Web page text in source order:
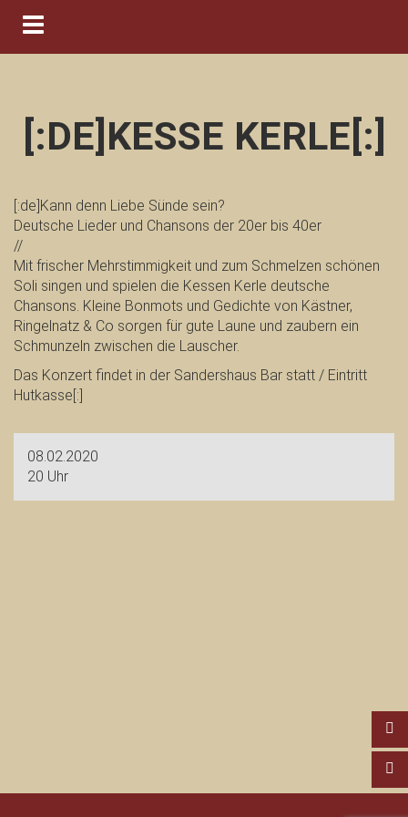
Navigation ein-/ausblenden
[:DE]KESSE KERLE[:]
[:de]Kann denn Liebe Sünde sein?
Deutsche Lieder und Chansons der 20er bis 40er
//
Mit frischer Mehrstimmigkeit und zum Schmelzen schönen
Soli singen und spielen die Kessen Kerle deutsche
Chansons. Kleine Bonmots und Gedichte von Kästner,
Ringelnatz & Co sorgen für gute Laune und zaubern ein
Schmunzeln zwischen die Lauscher.
Das Konzert findet in der Sandershaus Bar statt / Eintritt
Hutkasse[:]
08.02.2020
20 Uhr